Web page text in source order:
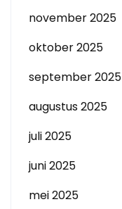
november 2025
oktober 2025
september 2025
augustus 2025
juli 2025
juni 2025
mei 2025